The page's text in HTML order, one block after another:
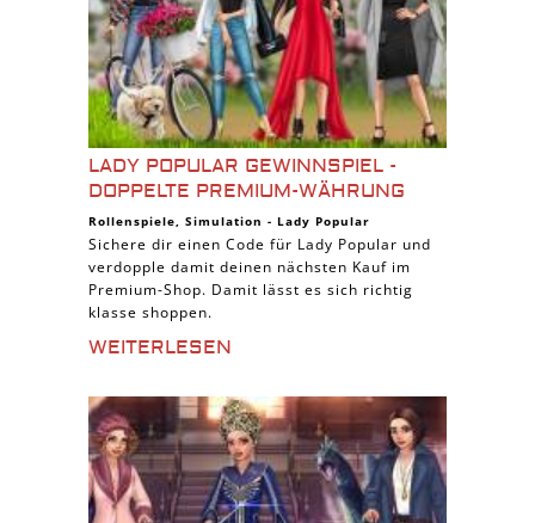
LADY POPULAR GEWINNSPIEL -
DOPPELTE PREMIUM-WÄHRUNG
Rollenspiele, Simulation - Lady Popular
Sichere dir einen Code für Lady Popular und
verdopple damit deinen nächsten Kauf im
Premium-Shop. Damit lässt es sich richtig
klasse shoppen.
WEITERLESEN